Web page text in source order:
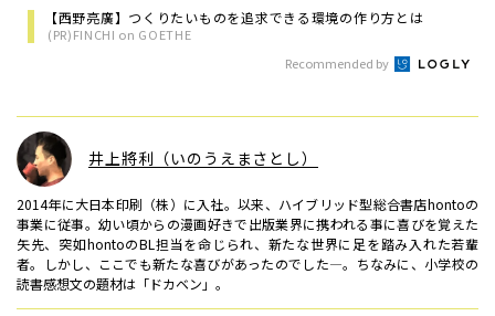
【西野亮廣】つくりたいものを追求できる環境の作り方とは
(PR)FINCHI on GOETHE
Recommended by
井上將利（いのうえまさとし）
2014年に大日本印刷（株）に入社。以来、ハイブリッド型総合書店hontoの
事業に従事。幼い頃からの漫画好きで出版業界に携われる事に喜びを覚えた
矢先、突如hontoのBL担当を命じられ、新たな世界に足を踏み入れた若輩
者。しかし、ここでも新たな喜びがあったのでした―。ちなみに、小学校の
読書感想文の題材は「ドカベン」。